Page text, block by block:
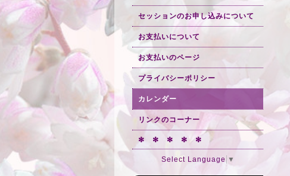
セッションのお申し込みについて
お支払いについて
お支払いのページ
プライバシーポリシー
カレンダー
リンクのコーナー
✻ ✻ ✻ ✻ ✻
Select Language ▼